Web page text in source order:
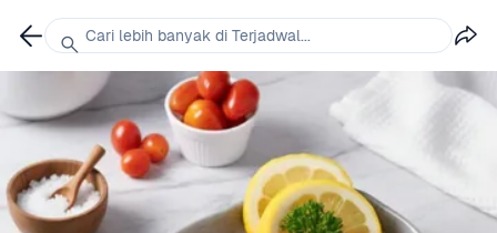
Cari lebih banyak di Terjadwal...